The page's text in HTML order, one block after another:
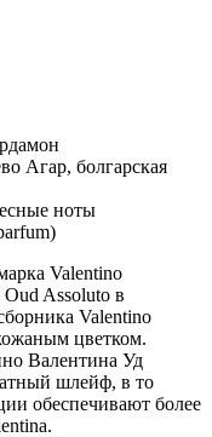
Агар, болгарская
ноты
Valentino
Oud Assoluto в
Valentino
цветком.
Валентина Уд
шлейф, в то
обеспечивают более